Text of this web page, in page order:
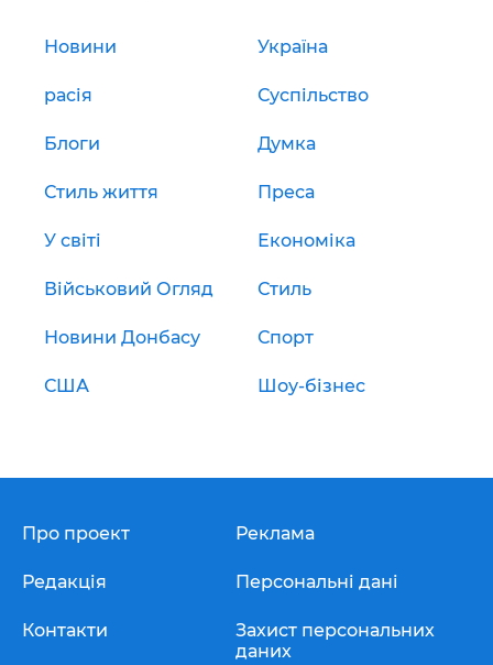
Новини Україна
расія Суспільство
Блоги Думка
Стиль життя Преса
У світі Економіка
Військовий Огляд Стиль
Новини Донбасу Спорт
США Шоу-бізнес
Про проект
Редакція
Контакти
Реклама
Персональні дані
Захист персональних
даних